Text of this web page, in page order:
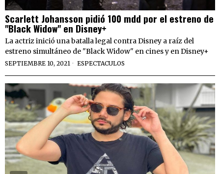
Scarlett Johansson pidió 100 mdd por el estreno de
"Black Widow" en Disney+
La actriz inició una batalla legal contra Disney a raíz del
estreno simultáneo de "Black Widow" en cines y en Disney+
SEPTIEMBRE 10, 2021 ESPECTACULOS